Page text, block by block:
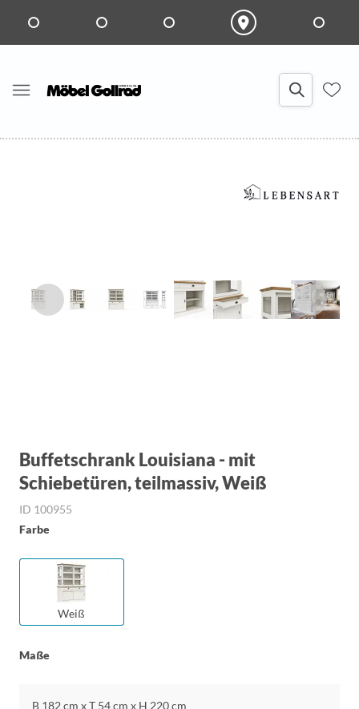
Buffetschrank Louisiana - mit
Schiebetüren, teilmassiv, Weiß
ID 100955
Farbe
Weiß
Maße
B 182 cm x T 54 cm x H 220 cm